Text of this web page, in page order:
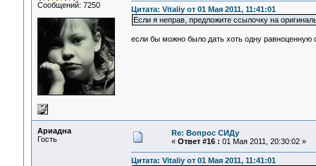
Сообщений: 7250
Цитата: Vitaliy от 01 Мая 2011, 11:41:01
Если я неправ, предложите ссылочку на
если бы можно было дать хоть одну равноценную
Ариадна
Гость
Re: Вопрос СИДу
« Ответ #16 : 01 Мая 2011, 20:30:02 »
Цитата: Vitaliy от 01 Мая 2011, 11:41:01